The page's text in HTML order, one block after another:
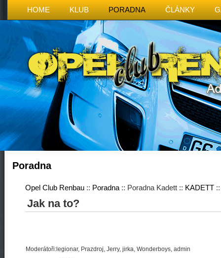
HOME KLUB PORADNA ČLÁNKY
Poradna
Opel Club Renbau :: Poradna :: Poradna Kadett :: KADETT
Jak na to?
Moderátoři:legionar, Prazdroj, Jerry, jirka, Wonderboys, admin